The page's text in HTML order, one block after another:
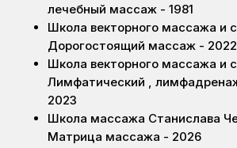
лечебный массаж - 1981
Школа векторного массажа и
Дорогостоящий массаж - 2022
Школа векторного массажа и
Лимфатический ,
2023
Школа массажа Станислава
Матрица массажа - 2026